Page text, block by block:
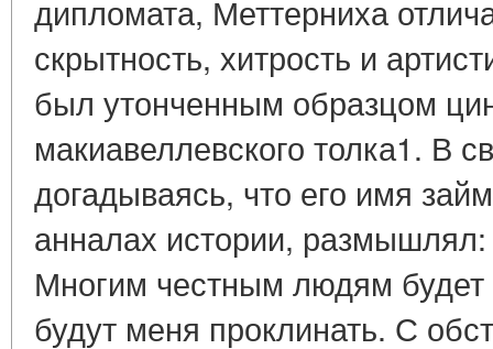
дипломата, Меттерниха
скрытность, хитрость и
был утонченным образцом
макиавеллевского толка1. В
догадываясь, что его имя
анналах истории,
Многим честным людям будет
будут меня проклинать. С